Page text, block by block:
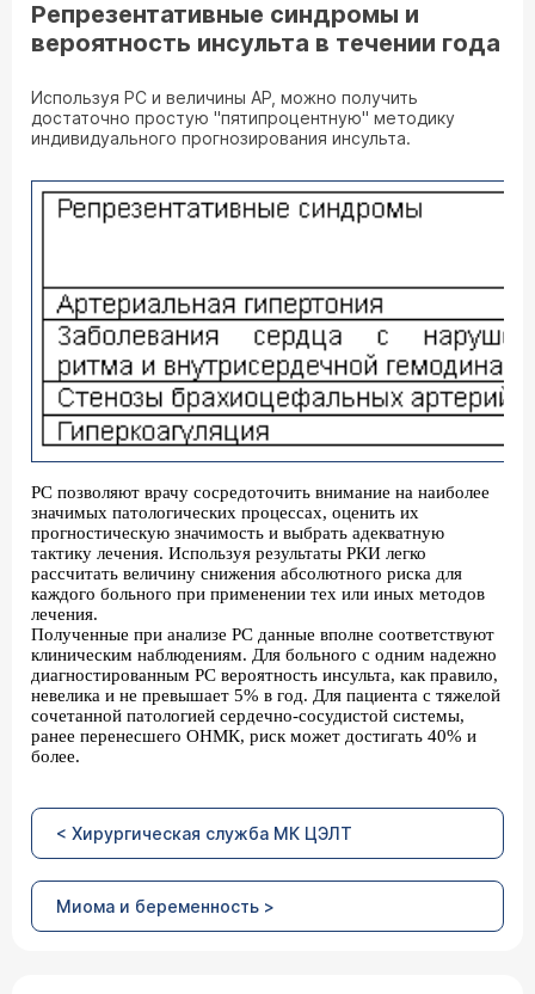
Репрезентативные синдромы и
вероятность инсульта в течении года
Используя РС и величины АР, можно получить
достаточно простую "пятипроцентную" методику
индивидуального прогнозирования инсульта.
РС позволяют врачу сосредоточить внимание на наиболее
значимых патологических процессах, оценить их
прогностическую значимость и выбрать адекватную
тактику лечения. Используя результаты РКИ легко
рассчитать величину снижения абсолютного риска для
каждого больного при применении тех или иных методов
лечения.
Полученные при анализе РС данные вполне соответствуют
клиническим наблюдениям. Для больного с одним надежно
диагностированным РС вероятность инсульта, как правило,
невелика и не превышает 5% в год. Для пациента с тяжелой
сочетанной патологией сердечно-сосудистой системы,
ранее перенесшего ОНМК, риск может достигать 40% и
более.
< Хирургическая служба МК ЦЭЛТ
Миома и беременность >